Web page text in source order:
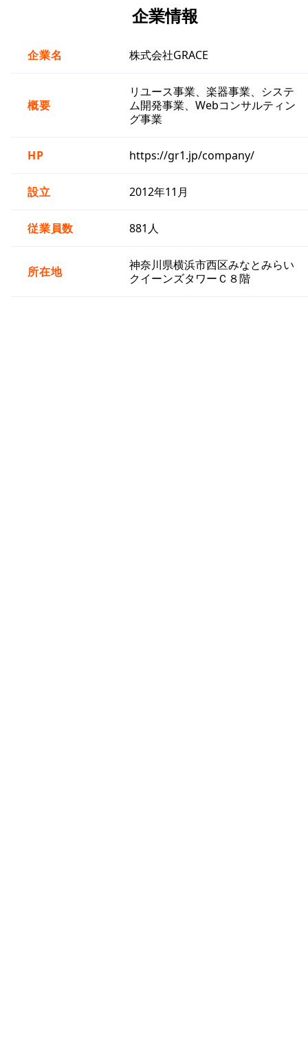
企業情報
企業名 株式会社GRACE
概要
リユース事業、楽器事業、システ
ム開発事業、Webコンサルティン
グ事業
HP https://gr1.jp/company/
設立 2012年11月
従業員数 881人
所在地
神奈川県横浜市西区みなとみらい
クイーンズタワーＣ８階